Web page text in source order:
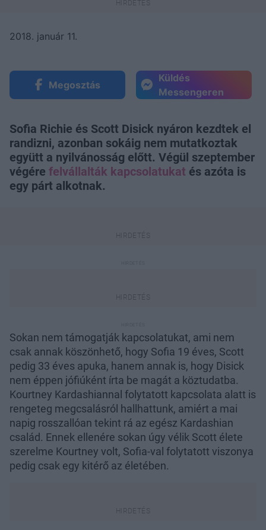
2018. január 11.
Megosztás
Küldés
Messengeren
Sofia Richie és Scott Disick nyáron kezdtek el
randizni, azonban sokáig nem mutatkoztak
együtt a nyilvánosság előtt. Végül szeptember
végére felvállalták kapcsolatukat és azóta is
egy párt alkotnak.
Sokan nem támogatják kapcsolatukat, ami nem
csak annak köszönhető, hogy Sofia 19 éves, Scott
pedig 33 éves apuka, hanem annak is, hogy Disick
nem éppen jófiúként írta be magát a köztudatba.
Kourtney Kardashiannal folytatott kapcsolata alatt is
rengeteg megcsalásról hallhattunk, amiért a mai
napig rosszallóan tekint rá az egész Kardashian
család. Ennek ellenére sokan úgy vélik Scott élete
szerelme Kourtney volt, Sofia-val folytatott viszonya
pedig csak egy kitérő az életében.